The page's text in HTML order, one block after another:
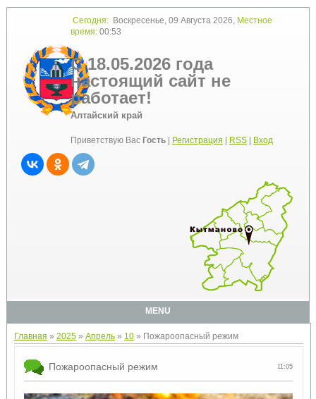
Сегодня:Воскресенье, 09 Августа 2026, Местное
время:00:53
С 18.05.2026 года
настоящий сайт не
работает!
Алтайский край
Приветствую Вас Гость| Регистрация RSS| Вход
MENU
Главная » 2025 » Апрель » 10» Пожароопасный режим
11:05
Пожароопасный режим